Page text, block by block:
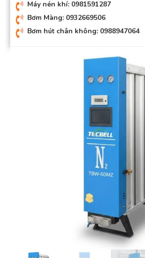
Máy nén khí: 0981591287
Bơm Màng: 0932669506
Bơm hút chân không: 0988947064